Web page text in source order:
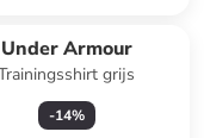
Under Armour
grijs
-14%